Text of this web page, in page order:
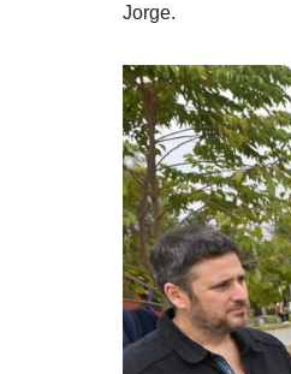
Jorge.